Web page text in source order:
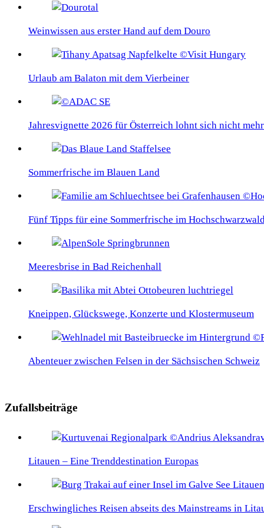
Weinwissen aus erster Hand auf dem Douro
Urlaub am Balaton mit dem Vierbeiner
Jahresvignette 2026 für Österreich lohnt sich nicht mehr
Sommerfrische im Blauen Land
Fünf Tipps für eine Sommerfrische im
Meeresbrise in Bad Reichenhall
Kneippen, Glückswege, Konzerte und Klostermuseum
Abenteuer zwischen Felsen in der Sächsischen Schweiz
Zufallsbeiträge
Litauen – Eine Trenddestination Europas
Erschwingliches Reisen abseits des Mainstreams in